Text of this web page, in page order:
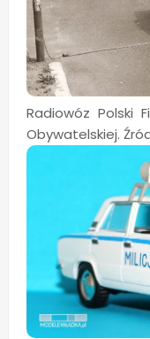
Radiowóz Polski
Obywatelskiej.